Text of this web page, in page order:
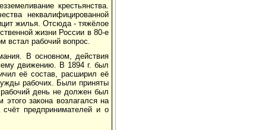
крестьянства.
неквалифицированной
жилья. Отсюда - тяжёлое
жизни России в 80-е
встал рабочий вопрос.
В основном, действия
движению. В 1894 г. был
её состав, расширил её
рабочих. Были приняты
день не должен был
закона возлагался на
предпринимателей и о